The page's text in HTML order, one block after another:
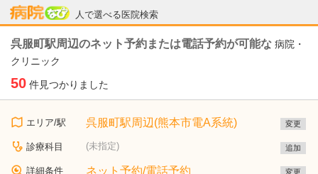
人で選べる医院検索
病院なび
呉服町駅周辺のネット予約または電話予約が可能な 病院・
クリニック
50 件見つかりました
エリア/駅 呉服町駅周辺(熊本市電A系統) 変更
診療科目 (未指定) 追加
詳細条件 ネット予約/電話予約 変更